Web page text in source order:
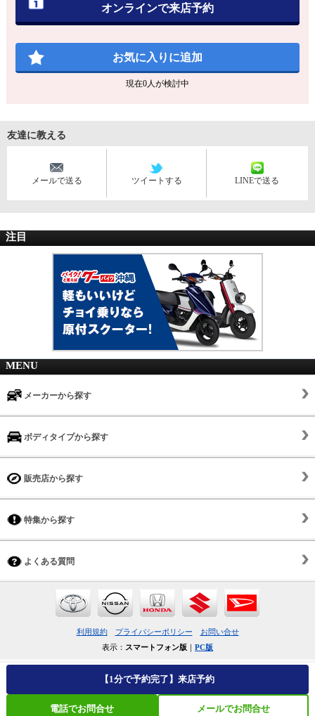
オンラインで来店予約
お気に入りに追加
現在0人が検討中
友達に教える
メールで送る ツイートする LINEで送る
【1分で予約完了】来店予約
電話でお問合せ メールでお問合せ
注目
MENU
メーカーから探す
ボディタイプから探す
販売店から探す
特集から探す
よくある質問
利用規約 プライバシーポリシー
お問い合せ
表示： スマートフォン版 PC版